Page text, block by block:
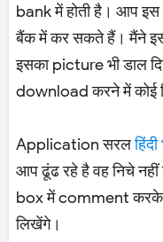
bank में होती है। आप
बैंक में कर सकते हैं। मैंने
इसका picture भी डाल
download करने में कोई
Application सरलहिंदी
आप ढूंढ रहे है वह निचे
box में comment
लिखेंगे।